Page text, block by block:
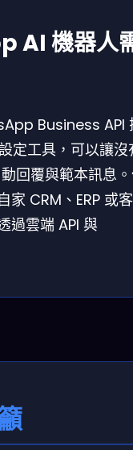
AI 機器人
Business API
定工具，可以讓沒
回覆與範本訊息
CRM、ERP 或
過雲端 API 與